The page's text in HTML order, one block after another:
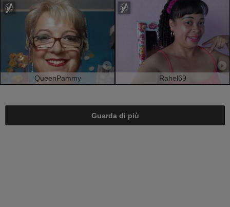
QueenPammy Rahel69
Guarda di più